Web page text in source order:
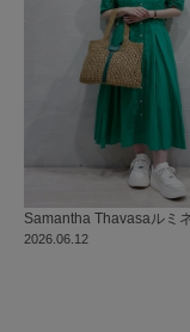
2026.06.12
Samantha Thavasaルミ